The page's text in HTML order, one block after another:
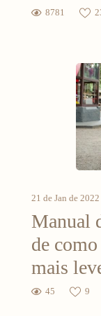
8781
21 de Jan de 2022
Manual
de
mais
45 9